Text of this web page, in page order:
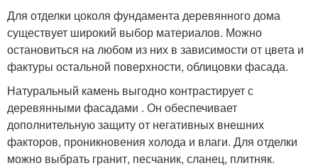
Для отделки цоколя фундамента деревянного дома
существует широкий выбор материалов. Можно
остановиться на любом из них в зависимости от цвета и
фактуры остальной поверхности, облицовки фасада.
Натуральный камень выгодно контрастирует с
деревянными фасадами . Он обеспечивает
дополнительную защиту от негативных внешних
факторов, проникновения холода и влаги. Для отделки
можно выбрать гранит, песчаник, сланец, плитняк.